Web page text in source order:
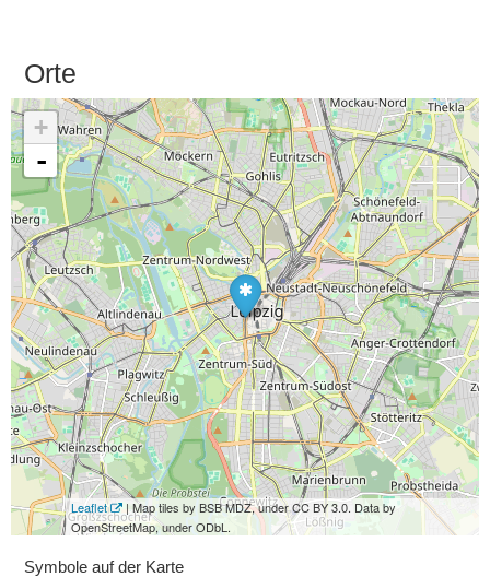
Orte
+
-
Leaflet
| Map tiles by BSB MDZ, under CC BY 3.0. Data by
OpenStreetMap, under ODbL.
Symbole auf der Karte